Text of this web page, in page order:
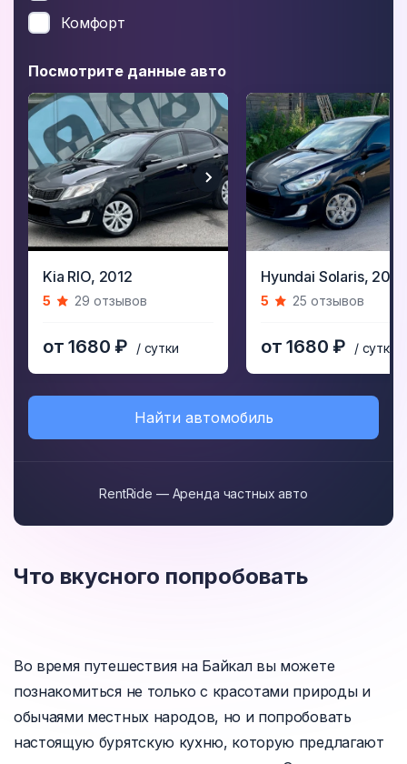
Комфорт
Посмотрите данные авто
Kia RIO, 2012
5 29 отзывов
от 1680 ₽ / сутки
Hyundai Solaris, 2011
5 25 отзывов
от 1680 ₽ / сутки
Найти автомобиль
RentRide — Аренда частных авто
Что вкусного попробовать
Во время путешествия на Байкал вы можете
познакомиться не только с красотами природы и
обычаями местных народов, но и попробовать
настоящую бурятскую кухню, которую предлагают